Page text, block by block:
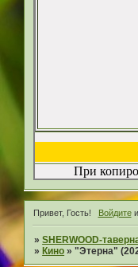
При
Привет, Гость! Войдите
»SHERWOOD-
»Кино »"Этерна"